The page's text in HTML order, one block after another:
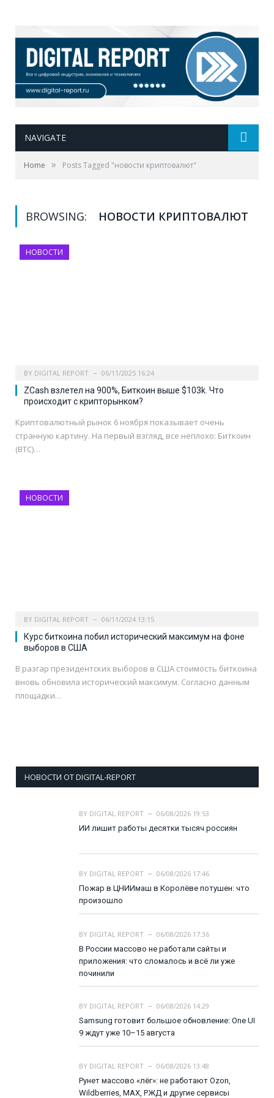
NAVIGATE
Home » Posts Tagged "новости криптовалют"
BROWSING: НОВОСТИ КРИПТОВАЛЮТ
НОВОСТИ
BY DIGITAL REPORT 06/11/2025 16:24
ZCash взлетел на 900%, Биткоин выше $103k. Что
происходит с крипторынком?
Криптовалютный рынок 6 ноября показывает очень
странную картину. На первый взгляд, все неплохо: Биткоин
(BTC)…
НОВОСТИ
BY DIGITAL REPORT 06/11/2024 13:15
Курс биткоина побил исторический максимум на фоне
выборов в США
В разгар президентских выборов в США стоимость биткоина
вновь обновила исторический максимум. Согласно данным
площадки…
НОВОСТИ ОТ DIGITAL-REPORT
BY DIGITAL REPORT
06/08/2026 19:53
ИИ лишит работы десятки тысяч россиян
BY DIGITAL REPORT
06/08/2026 17:46
Пожар в ЦНИИмаш в Королёве потушен: что
произошло
BY DIGITAL REPORT
06/08/2026 17:36
В России массово не работали сайты и
приложения: что сломалось и всё ли уже
починили
BY DIGITAL REPORT
06/08/2026 14:29
Samsung готовит большое обновление: One UI
9 ждут уже 10–15 августа
BY DIGITAL REPORT
06/08/2026 13:48
Рунет массово «лёг»: не работают Ozon,
Wildberries, MAX, РЖД и другие сервисы